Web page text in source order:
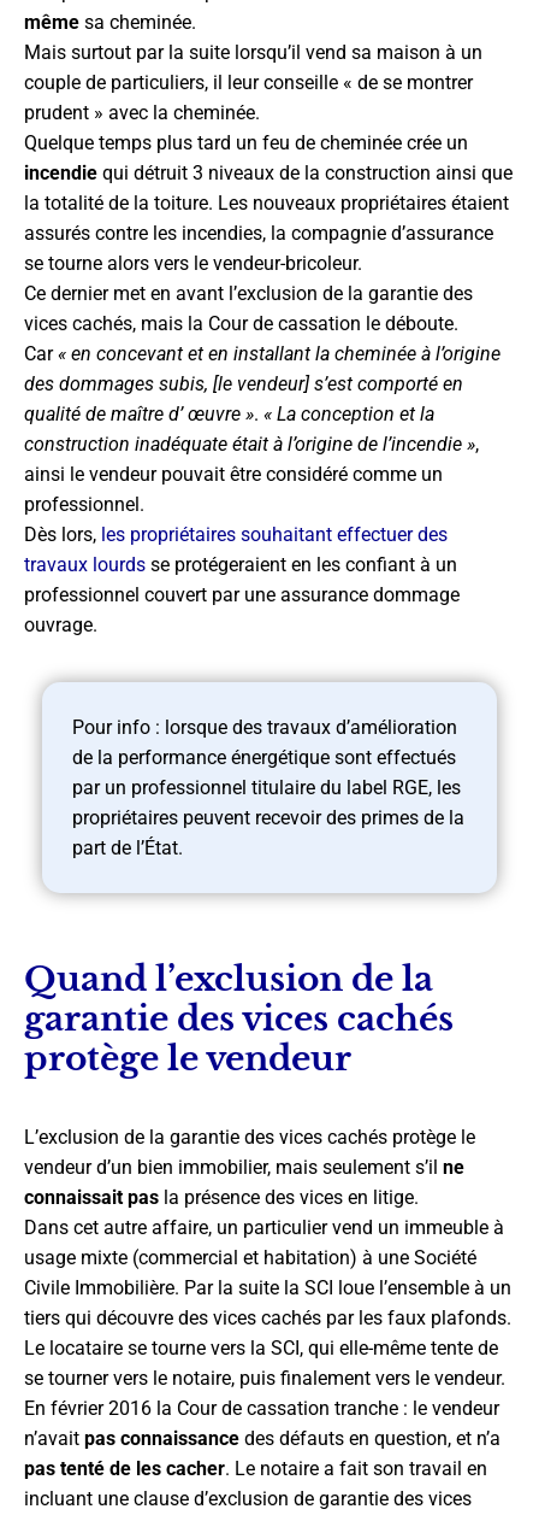
même sa cheminée.
Mais surtout par la suite lorsqu’il vend sa maison à un
couple de particuliers, il leur conseille « de se montrer
prudent » avec la cheminée.
Quelque temps plus tard un feu de cheminée crée un
incendie qui détruit 3 niveaux de la construction ainsi que
la totalité de la toiture. Les nouveaux propriétaires étaient
assurés contre les incendies, la compagnie d’assurance
se tourne alors vers le vendeur-bricoleur.
Ce dernier met en avant l’exclusion de la garantie des
vices cachés, mais la Cour de cassation le déboute.
Car« en concevant et en installant la cheminée à l’origine
des dommages subis, [le vendeur] s’est comporté en
qualité de maître d’ œuvre ». « La conception et la
construction inadéquate était à l’origine de l’incendie »,
ainsi le vendeur pouvait être considéré comme un
professionnel.
Dès lors, les propriétaires souhaitant effectuer des
travaux lourds se protégeraient en les confiant à un
professionnel couvert par une assurance dommage
ouvrage.
Pour info : lorsque des travaux d’amélioration
de la performance énergétique sont effectués
par un professionnel titulaire du label RGE, les
propriétaires peuvent recevoir des primes de la
part de l’État.
Quand l’exclusion de la
garantie des vices cachés
protège le vendeur
L’exclusion de la garantie des vices cachés protège le
vendeur d’un bien immobilier, mais seulement s’il ne
connaissait pas la présence des vices en litige.
Dans cet autre affaire, un particulier vend un immeuble à
usage mixte (commercial et habitation) à une Société
Civile Immobilière. Par la suite la SCI loue l’ensemble à un
tiers qui découvre des vices cachés par les faux plafonds.
Le locataire se tourne vers la SCI, qui elle-même tente de
se tourner vers le notaire, puis finalement vers le vendeur.
En février 2016 la Cour de cassation tranche : le vendeur
n’avait pas connaissance des défauts en question, et n’a
pas tenté de les cacher. Le notaire a fait son travail en
incluant une clause d’exclusion de garantie des vices